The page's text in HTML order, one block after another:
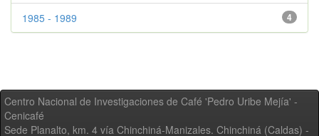
4
1985 - 1989
Centro Nacional de Investigaciones de Café 'Pedro Uribe Mejía' -
Cenicafé
Sede Planalto, km. 4 vía Chinchiná-Manizales. Chinchiná (Caldas) -